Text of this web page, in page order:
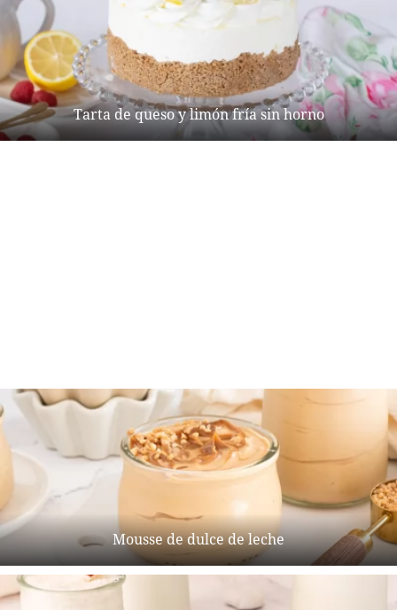
Tarta de queso y limón fría sin horno
Mousse de dulce de leche